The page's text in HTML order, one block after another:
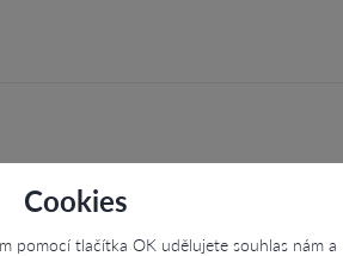
Cookies
pomocí tlačítka OK udělujete souhlas nám a
Kromě servisu a oprav mikroskopů